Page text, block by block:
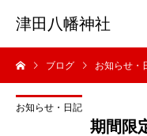
津田八幡神社
ブログ お知らせ・
お知らせ・日記
期間限